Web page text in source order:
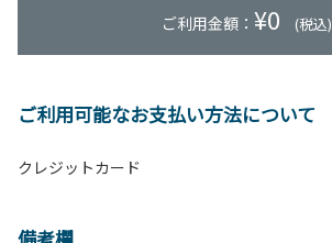
ご利用金額： ¥0 (税込)
ご利用可能なお支払い方法について
クレジットカード